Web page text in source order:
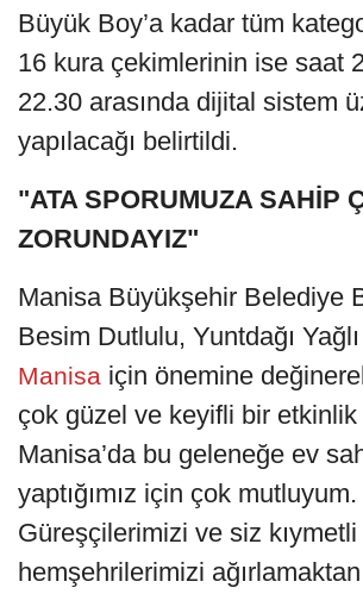
Büyük Boy’a kadar tüm
16 kura çekimlerinin ise saat
22.30 arasında dijital sistem
yapılacağı belirtildi.
"ATA SPORUMUZA SAHİP
ZORUNDAYIZ"
Manisa Büyükşehir Belediye
Besim Dutlulu, Yuntdağı
Manisa için önemine
çok güzel ve keyifli bir etkinlik
Manisa’da bu geleneğe ev
yaptığımız için çok mutluyum.
Güreşçilerimizi ve siz kıymetli
hemşehrilerimizi